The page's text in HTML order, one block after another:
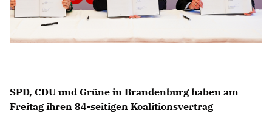
SPD, CDU und Grüne in Brandenburg haben am
Freitag ihren 84-seitigen Koalitionsvertrag